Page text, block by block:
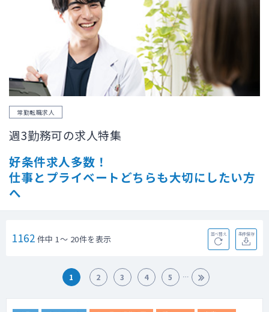
常勤転職求人
週3勤務可の求人特集
好条件求人多数！
仕事とプライベートどちらも大切にしたい方
へ
1162 件中 1～ 20件を表示 並べ替え 条件保存
1 2 3 4 5